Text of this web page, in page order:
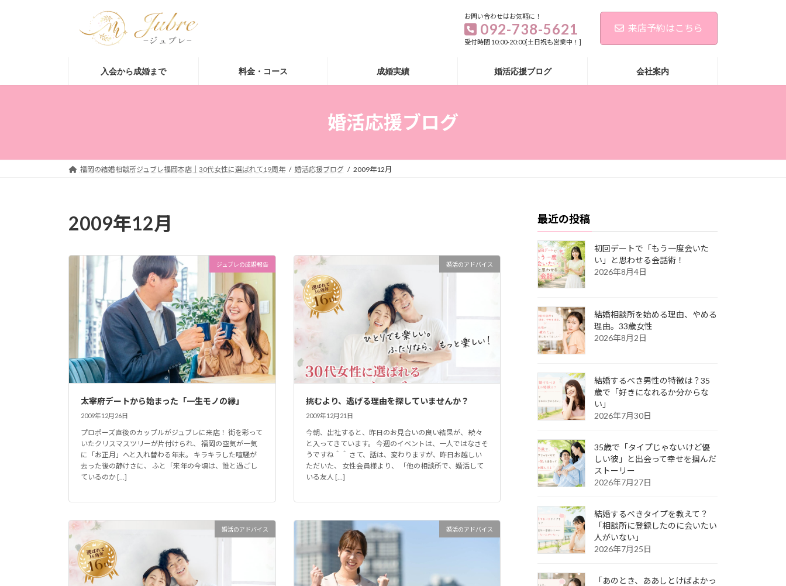
お問い合わせはお気軽に！
092-738-5621
受付時間 10:00-20:00[土日祝も営業中！]
来店予約はこちら
入会から成婚まで 料金・コース 成婚実績 婚活応援ブログ 会社案内
婚活応援ブログ
福岡の結婚相談所ジュブレ福岡本店｜30代女性に選ばれて19周年 婚活応援ブログ 2009年12月
2009年12月
ジュブレの成婚報告
太宰府デートから始まった「一生モノの縁」
2009年12月26日
プロポーズ直後のカップルがジュブレに来店！ 街を彩って
いたクリスマスツリーが片付けられ、 福岡の空気が一気
に「お正月」へと入れ替わる年末。 キラキラした喧騒が
去った後の静けさに、 ふと「来年の今頃は、誰と過ごし
ているのか […]
婚活のアドバイス
挑むより、逃げる理由を探していませんか？
2009年12月21日
今朝、出社すると、昨日のお見合いの良い結果が、 続々
と入ってきています。 今週のイベントは、一人ではなさそ
うですね＾＾ さて、話は、変わりますが、昨日お越しい
ただいた、 女性会員様より、 「他の相談所で、婚活して
いる友人 […]
婚活のアドバイス 婚活のアドバイス
最近の投稿
初回デートで「もう一度会いた
い」と思わせる会話術！
2026年8月4日
結婚相談所を始める理由、やめる
理由。33歳女性
2026年8月2日
結婚するべき男性の特徴は？35
歳で「好きになれるか分からな
い」
2026年7月30日
35歳で「タイプじゃないけど優
しい彼」と出会って幸せを掴んだ
ストーリー
2026年7月27日
結婚するべきタイプを教えて？
「相談所に登録したのに会いたい
人がいない」
2026年7月25日
「あのとき、ああしとけばよかっ